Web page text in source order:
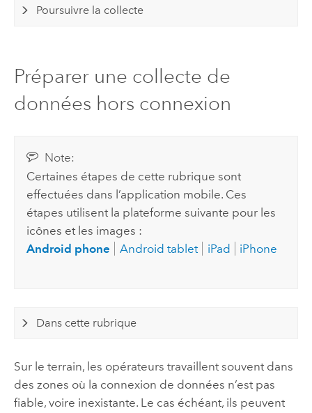
Poursuivre la collecte
Préparer une collecte de
données hors connexion
Note:
Certaines étapes de cette rubrique sont
effectuées dans l’application mobile. Ces
étapes utilisent la plateforme suivante pour les
icônes et les images :
Android phone
Android tablet iPad iPhone
Dans cette rubrique
Sur le terrain, les opérateurs travaillent souvent dans
des zones où la connexion de données n’est pas
fiable, voire inexistante. Le cas échéant, ils peuvent